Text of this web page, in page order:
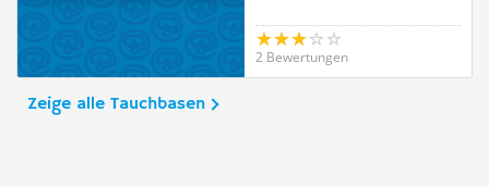
2 Bewertungen
Zeige alle Tauchbasen